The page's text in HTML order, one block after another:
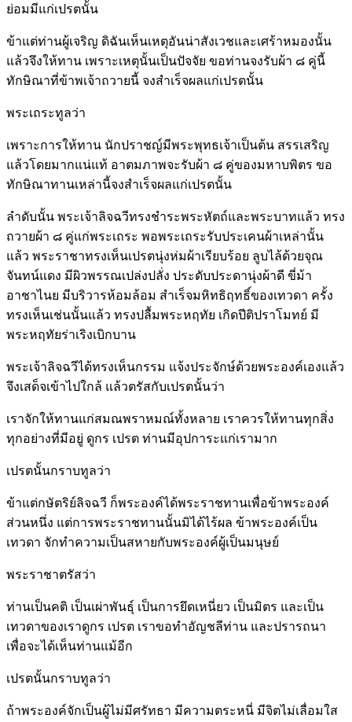
ย่อมมีแก่เปรตนั้น
ข้าแต่ท่านผู้เจริญ ดิฉันเห็นเหตุอันน่าสังเวชและเศร้าหมองนั้น
แล้วจึงให้ทาน เพราะเหตุนั้นเป็นปัจจัย ขอท่านจงรับผ้า ๘ คู่นี้
ทักษิณาที่ข้าพเจ้าถวายนี้ จงสำเร็จผลแก่เปรตนั้น
พระเถระทูลว่า
เพราะการให้ทาน นักปราชญ์มีพระพุทธเจ้าเป็นต้น สรรเสริญ
แล้วโดยมากแน่แท้ อาตมภาพจะรับผ้า ๘ คู่ของมหาบพิตร ขอ
ทักษิณาทานเหล่านี้จงสำเร็จผลแก่เปรตนั้น
ลำดับนั้น พระเจ้าลิจฉวีทรงชำระพระหัตถ์และพระบาทแล้ว ทรง
ถวายผ้า ๘ คู่แก่พระเถระ พอพระเถระรับประเคนผ้าเหล่านั้น
แล้ว พระราชาทรงเห็นเปรตนุ่งห่มผ้าเรียบร้อย ลูบไล้ด้วยจุณ
จันทน์แดง มีผิวพรรณเปล่งปลั่ง ประดับประดานุ่งผ้าดี ขี่ม้า
อาชาไนย มีบริวารห้อมล้อม สำเร็จมหิทธิฤทธิ์ของเทวดา ครั้ง
ทรงเห็นเช่นนั้นแล้ว ทรงปลื้มพระหฤทัย เกิดปีติปราโมทย์ มี
พระหฤทัยร่าเริงเบิกบาน
พระเจ้าลิจฉวีได้ทรงเห็นกรรม แจ้งประจักษ์ด้วยพระองค์เองแล้ว
จึงเสด็จเข้าไปใกล้ แล้วตรัสกับเปรตนั้นว่า
เราจักให้ทานแก่สมณพราหมณ์ทั้งหลาย เราควรให้ทานทุกสิ่ง
ทุกอย่างที่มีอยู่ ดูกร เปรต ท่านมีอุปการะแก่เรามาก
เปรตนั้นกราบทูลว่า
ข้าแต่กษัตริย์ลิจฉวี ก็พระองค์ได้พระราชทานเพื่อข้าพระองค์
ส่วนหนึ่ง แต่การพระราชทานนั้นมิได้ไร้ผล ข้าพระองค์เป็น
เทวดา จักทำความเป็นสหายกับพระองค์ผู้เป็นมนุษย์
พระราชาตรัสว่า
ท่านเป็นคติ เป็นเผ่าพันธุ์ เป็นการยึดเหนี่ยว เป็นมิตร และเป็น
เทวดาของเราดูกร เปรต เราขอทำอัญชลีท่าน และปรารถนา
เพื่อจะได้เห็นท่านแม้อีก
เปรตนั้นกราบทูลว่า
ถ้าพระองค์จักเป็นผู้ไม่มีศรัทธา มีความตระหนี่ มีจิตไม่เลื่อมใส